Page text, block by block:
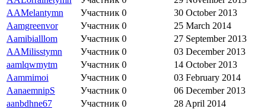
AAMelantymn
Участник 0
30 October 2013
Aamgreenvor
Участник 0
25 March 2014
Aamibialllom
Участник 0
27 September 2013
AAMilisstymn
Участник 0
03 December 2013
aamlqwmytm
Участник 0
14 October 2013
Aammimoi
Участник 0
03 February 2014
AanaemnipS
Участник 0
06 December 2013
aanbdhne67
Участник 0
28 April 2014